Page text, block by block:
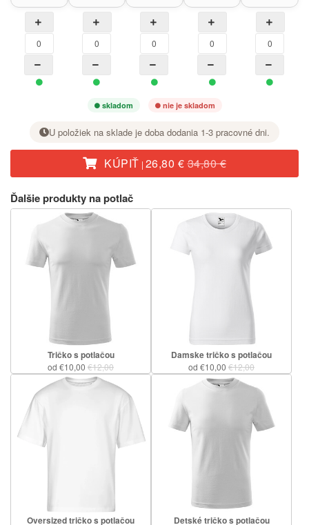
skladom nie je skladom
U položiek na sklade je doba dodania 1-3 pracovné dni.
KÚPIŤ | 26,80 €34,80 €
Ďalšie produkty na potlač
Tričko s potlačou
od €10,00 €12,00
Damske tričko s potlačou
od €10,00 €12,00
Oversized tričko s potlačou Detské tričko s potlačou